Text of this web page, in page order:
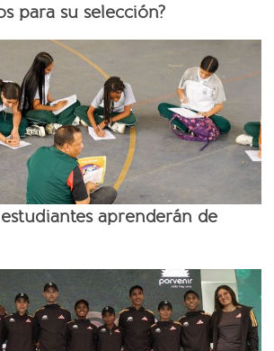
para su selección?
aprenderán de